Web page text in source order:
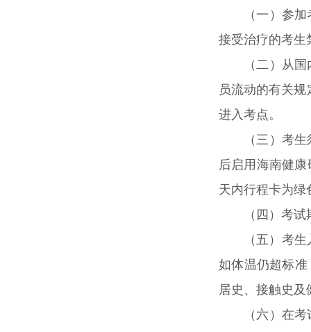
（一）参
接受治疗的考生
（二）从
员流动的有关
进入考点。
（三）考
后启用海南健
天内行程卡为绿
（四）考
（五）考
如体温仍超标
居史、接触史
（六）在